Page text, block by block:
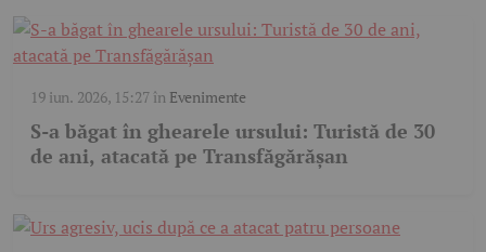
19 iun. 2026, 15:27în Evenimente
S-a băgat în ghearele ursului: Turistă de 30
de ani, atacată pe Transfăgărășan